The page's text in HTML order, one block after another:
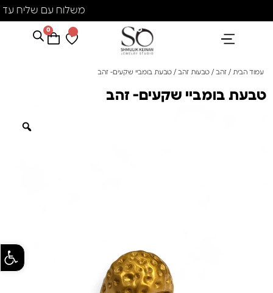
משלוח עם שליח עד
0
עמוד הבית / זהב / טבעות זהב / טבעת בומביי שקעים- זהב
טבעת בומביי שקעים- זהב
פתח